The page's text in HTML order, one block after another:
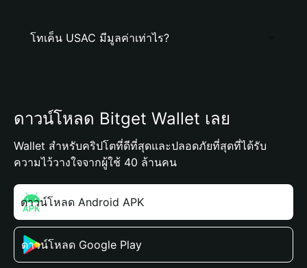
โทเค็น USAC มีมูลค่าเท่าไร?
ดาวน์โหลด Bitget Wallet เลย
Wallet สำหรับคริปโตที่ดีที่สุดและปลอดภัยที่สุดที่ได้รับ
ความไว้วางใจจากผู้ใช้ 40 ล้านคน
ดาวน์โหลด Android APK
ดาวน์โหลด Google Play